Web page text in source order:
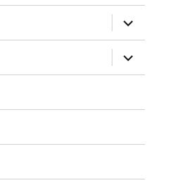
раскрыть
дочернее
меню
раскрыть
дочернее
меню